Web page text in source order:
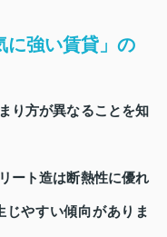
に強い賃貸」の
り方が異なることを知
ート造は断熱性に優れ
じやすい傾向がありま